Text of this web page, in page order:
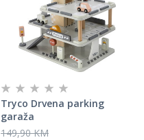
Tryco Drvena parking
garaža
149,90 KM